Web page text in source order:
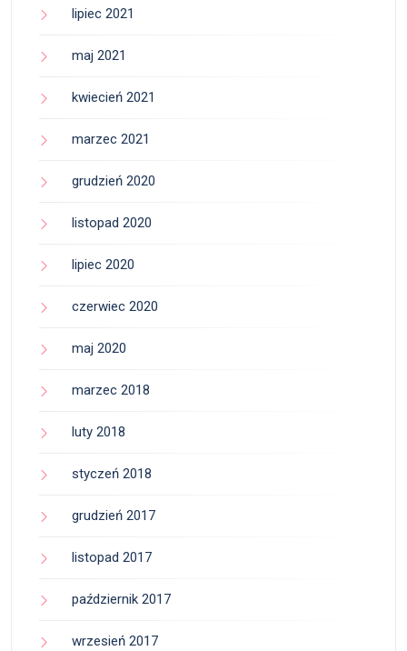
lipiec 2021
maj 2021
kwiecień 2021
marzec 2021
grudzień 2020
listopad 2020
lipiec 2020
czerwiec 2020
maj 2020
marzec 2018
luty 2018
styczeń 2018
grudzień 2017
listopad 2017
październik 2017
wrzesień 2017